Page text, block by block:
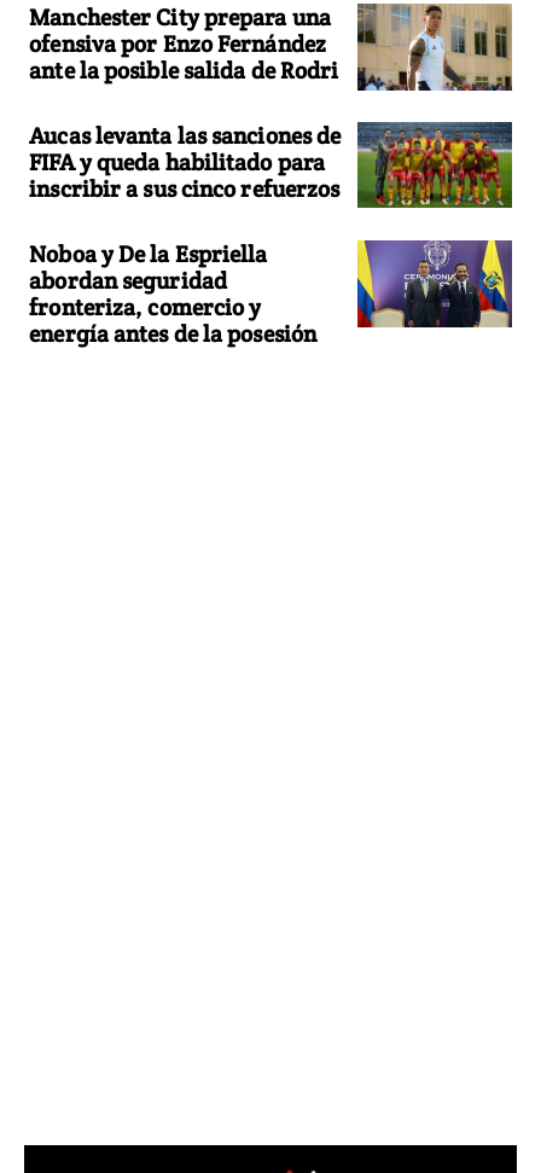
Manchester City prepara una
ofensiva por Enzo Fernández
ante la posible salida de Rodri
Aucas levanta las sanciones de
FIFA y queda habilitado para
inscribir a sus cinco refuerzos
Noboa y De la Espriella
abordan seguridad
fronteriza, comercio y
energía antes de la posesión